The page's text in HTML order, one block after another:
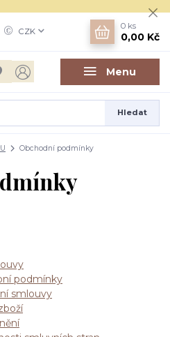
Menu
CZK
Hledat
0 ks
0,00 Kč
Obchodní podmínky
podmínky
smlouvy